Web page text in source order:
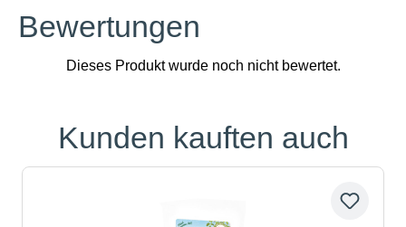
Bewertungen
Produktgalerie überspringen
Kunden kauften auch